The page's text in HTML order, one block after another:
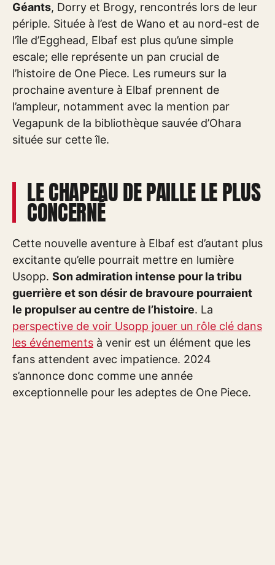
Géants, Dorry et Brogy, rencontrés lors de leur
périple. Située à l’est de Wano et au nord-est de
l’île d’Egghead, Elbaf est plus qu’une simple
escale; elle représente un pan crucial de
l’histoire de One Piece. Les rumeurs sur la
prochaine aventure à Elbaf prennent de
l’ampleur, notamment avec la mention par
Vegapunk de la bibliothèque sauvée d’Ohara
située sur cette île.
LE CHAPEAU DE PAILLE LE PLUS
CONCERNÉ
Cette nouvelle aventure à Elbaf est d’autant plus
excitante qu’elle pourrait mettre en lumière
Usopp. Son admiration intense pour la tribu
guerrière et son désir de bravoure pourraient
le propulser au centre de l’histoire. La
perspective de voir Usopp jouer un rôle clé dans
les événements à venir est un élément que les
fans attendent avec impatience. 2024
s’annonce donc comme une année
exceptionnelle pour les adeptes de One Piece.